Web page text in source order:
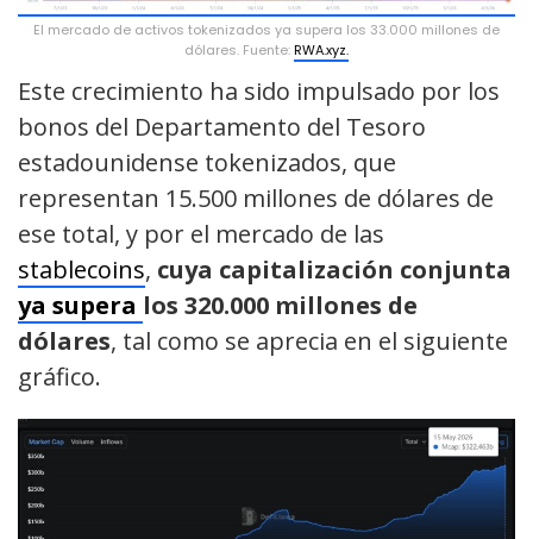
El mercado de activos tokenizados ya supera los 33.000 millones de
dólares. Fuente:RWA.xyz.
Este crecimiento ha sido impulsado por los
bonos del Departamento del Tesoro
estadounidense tokenizados, que
representan 15.500 millones de dólares de
ese total, y por el mercado de las
stablecoins, cuya capitalización conjunta
ya supera los 320.000 millones de
dólares, tal como se aprecia en el siguiente
gráfico.